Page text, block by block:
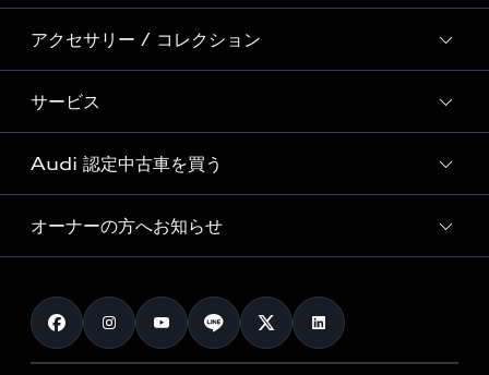
Audi Sport
Formula 1®
デジタルサービス
新車在庫検索
試乗車・展示車検索
見積り依頼
試乗予約
モデル一覧
特別仕様モデル / 限定モデル
e-tronラインアップ
価格シミュレーション
車両比較
カタログ一覧
アクセサリー / コレクション
純正アクセサリー
オンラインショップ
Audi collection
アウディナビアプリ
サービス
サービス入庫予約
サービスプログラム
メンテナンス
車検 / 定期点検
e-tronアフターサポート
Audi 認定中古車を買う
Audi認定中古車
クオリティ
保証
オーナーの方へお知らせ
お知らせ
オーナー様向けキャンペーン